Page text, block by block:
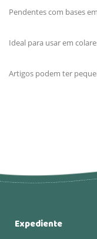
Pendentes com bases
Ideal para usar em
Artigos podem ter
Expediente